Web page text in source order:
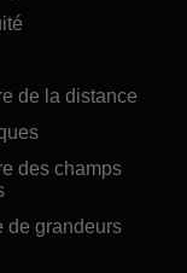
de la distance
des champs
de grandeurs